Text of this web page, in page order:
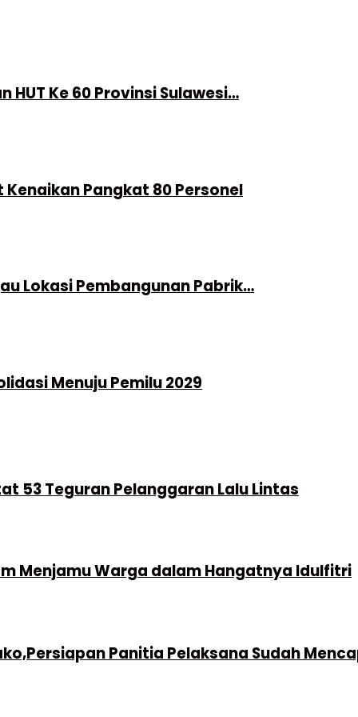
Ke 60 Provinsi Sulawesi…
Pangkat 80 Personel
Lokasi Pembangunan Pabrik…
Menuju Pemilu 2029
53 Teguran Pelanggaran Lalu Lintas
Menjamu Warga dalam Hangatnya Idulfitri
Panitia Pelaksana Sudah